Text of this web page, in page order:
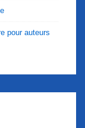
pour auteurs